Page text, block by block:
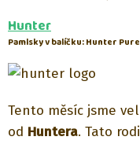
Hunter
Pamlsky v balíčku: Hunter
Tento měsíc jsme
od Huntera. Tato